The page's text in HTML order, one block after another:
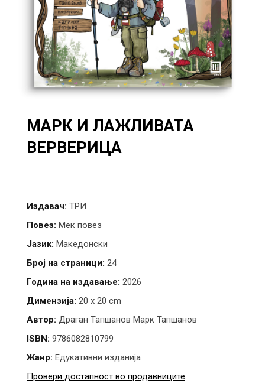
МАРК И ЛАЖЛИВАТА
ВЕРВЕРИЦА
Издавач: ТРИ
Повез: Мек повез
Јазик: Македонски
Број на страници: 24
Година на издавање: 2026
Димензија: 20 х 20 cm
Автор: Драган Тапшанов Марк Тапшанов
ISBN: 9786082810799
Жанр: Едукативни изданија
Провери достапност во продавниците